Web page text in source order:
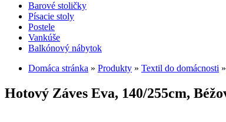
Barové stoličky
Písacie stoly
Postele
Vankúše
Balkónový nábytok
Domáca stránka » Produkty » Textil do domácnosti »
Hotový Záves Eva, 140/255cm,